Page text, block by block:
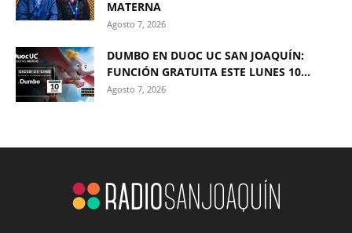
MATERNA
Agosto 7, 2026
DUMBO EN DUOC UC SAN JOAQUÍN:
FUNCIÓN GRATUITA ESTE LUNES 10...
Agosto 7, 2026